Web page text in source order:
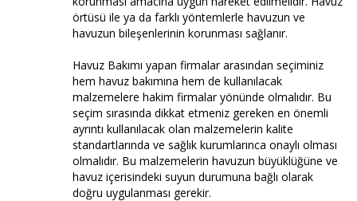
örtüsü ile ya da farklı yöntemlerle havuzun ve
havuzun bileşenlerinin korunması sağlanır.
Havuz Bakımı yapan firmalar arasından seçiminiz
hem havuz bakımına hem de kullanılacak
malzemelere hakim firmalar yönünde olmalıdır. Bu
seçim sırasında dikkat etmeniz gereken en önemli
ayrıntı kullanılacak olan malzemelerin kalite
standartlarında ve sağlık kurumlarınca onaylı olması
olmalıdır. Bu malzemelerin havuzun büyüklüğüne ve
havuz içerisindeki suyun durumuna bağlı olarak
doğru uygulanması gerekir.